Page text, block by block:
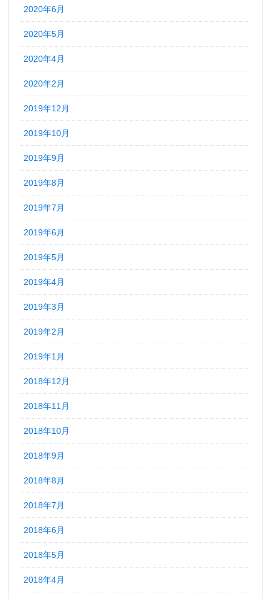
2020年6月
2020年5月
2020年4月
2020年2月
2019年12月
2019年10月
2019年9月
2019年8月
2019年7月
2019年6月
2019年5月
2019年4月
2019年3月
2019年2月
2019年1月
2018年12月
2018年11月
2018年10月
2018年9月
2018年8月
2018年7月
2018年6月
2018年5月
2018年4月